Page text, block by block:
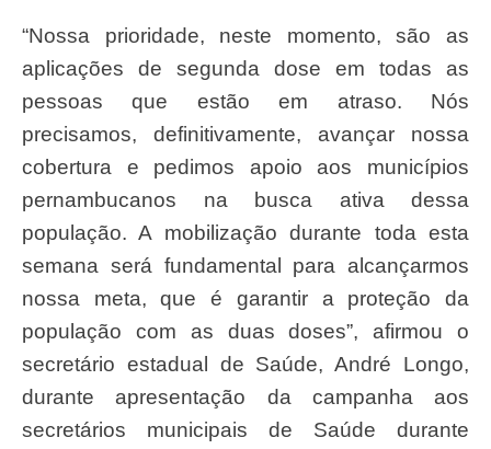
“Nossa prioridade, neste momento, são as
aplicações de segunda dose em todas as
pessoas que estão em atraso. Nós
precisamos, definitivamente, avançar nossa
cobertura e pedimos apoio aos municípios
pernambucanos na busca ativa dessa
população. A mobilização durante toda esta
semana será fundamental para alcançarmos
nossa meta, que é garantir a proteção da
população com as duas doses”, afirmou o
secretário estadual de Saúde, André Longo,
durante apresentação da campanha aos
secretários municipais de Saúde durante